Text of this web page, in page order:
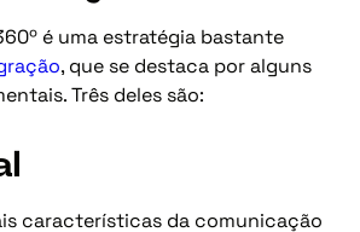
é uma estratégia bastante
, que se destaca por alguns
Três deles são:
características da comunicação